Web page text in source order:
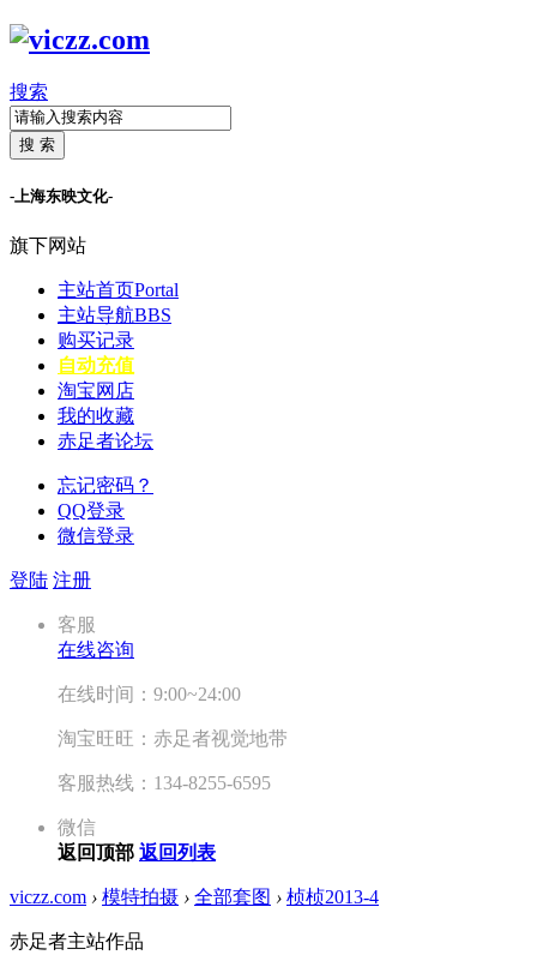
搜索
搜 索
-上海东映文化-
旗下网站
主站首页Portal
主站导航BBS
购买记录
自动充值
淘宝网店
我的收藏
赤足者论坛
忘记密码？
QQ登录
微信登录
登陆 注册
客服
在线咨询
在线时间：9:00~24:00
淘宝旺旺：赤足者视觉地带
客服热线：134-8255-6595
微信
返回顶部 返回列表
viczz.com › 模特拍摄 › 全部套图 › 桢桢2013-4
赤足者主站作品